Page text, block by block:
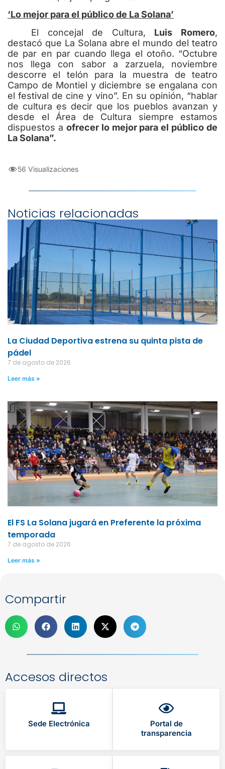
‘Lo mejor para el público de La Solana’
El concejal de Cultura, Luis Romero,
destacó que La Solana abre el mundo del teatro
de par en par cuando llega el otoño. “Octubre
nos llega con sabor a zarzuela, noviembre
descorre el telón para la muestra de teatro
Campo de Montiel y diciembre se engalana con
el festival de cine y vino”. En su opinión, “hablar
de cultura es decir que los pueblos avanzan y
desde el Área de Cultura siempre estamos
dispuestos a ofrecer lo mejor para el público de
La Solana”.
56 Visualizaciones
Noticias relacionadas
La Ciudad Deportiva estrena su quinta pista de
pádel
7 de agosto de 2026
Leer más »
El FS La Solana jugará en Preferente la próxima
temporada
7 de agosto de 2026
Leer más »
Compartir
Accesos directos
Sede Electrónica
Portal de
transparencia